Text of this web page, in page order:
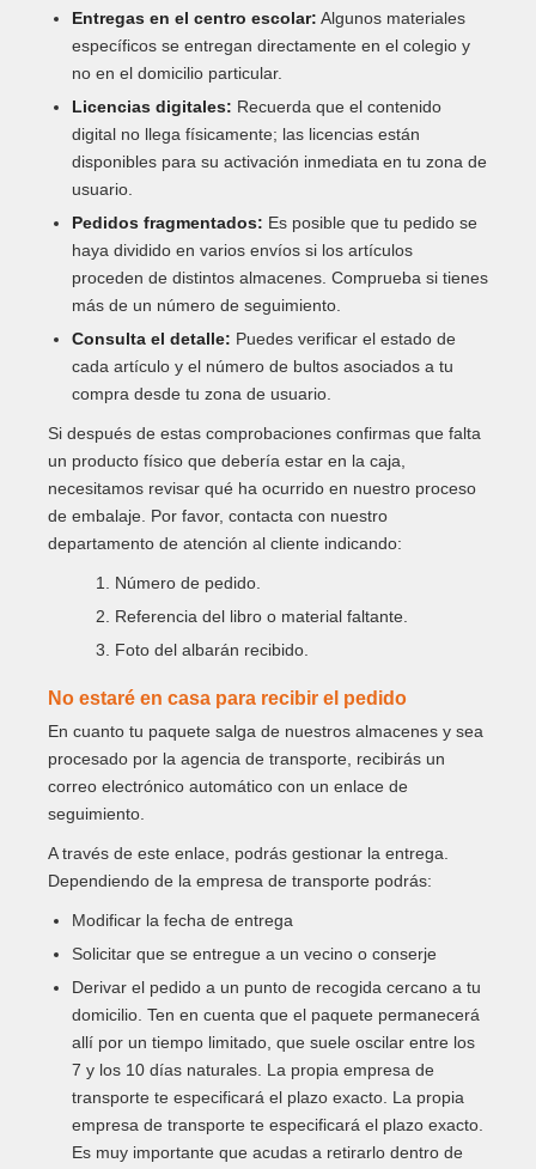
Entregas en el centro escolar: Algunos materiales
específicos se entregan directamente en el colegio y
no en el domicilio particular.
Licencias digitales: Recuerda que el contenido
digital no llega físicamente; las licencias están
disponibles para su activación inmediata en tu zona de
usuario.
Pedidos fragmentados: Es posible que tu pedido se
haya dividido en varios envíos si los artículos
proceden de distintos almacenes. Comprueba si tienes
más de un número de seguimiento.
Consulta el detalle: Puedes verificar el estado de
cada artículo y el número de bultos asociados a tu
compra desde tu zona de usuario.
Si después de estas comprobaciones confirmas que falta
un producto físico que debería estar en la caja,
necesitamos revisar qué ha ocurrido en nuestro proceso
de embalaje. Por favor, contacta con nuestro
departamento de atención al cliente indicando:
1. Número de pedido.
2. Referencia del libro o material faltante.
3. Foto del albarán recibido.
No estaré en casa para recibir el pedido
En cuanto tu paquete salga de nuestros almacenes y sea
procesado por la agencia de transporte, recibirás un
correo electrónico automático con un enlace de
seguimiento.
A través de este enlace, podrás gestionar la entrega.
Dependiendo de la empresa de transporte podrás:
Modificar la fecha de entrega
Solicitar que se entregue a un vecino o conserje
Derivar el pedido a un punto de recogida cercano a tu
domicilio. Ten en cuenta que el paquete permanecerá
allí por un tiempo limitado, que suele oscilar entre los
7 y los 10 días naturales. La propia empresa de
transporte te especificará el plazo exacto. La propia
empresa de transporte te especificará el plazo exacto.
Es muy importante que acudas a retirarlo dentro de